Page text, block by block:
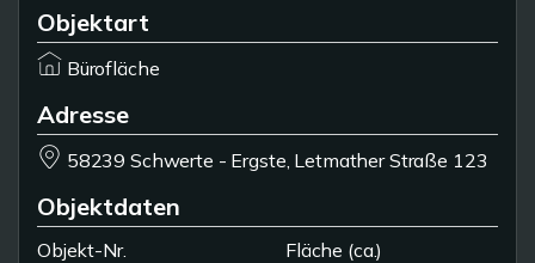
Objektart
Bürofläche
Adresse
58239 Schwerte - Ergste, Letmather Straße 123
Objektdaten
Objekt-Nr.
Fläche (ca.)